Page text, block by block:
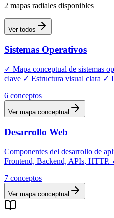
2 mapas radiales disponibles
Ver todos
Sistemas Operativos
✓ Mapa conceptual de sistemas
clave ✓ Estructura visual clara ✓
6 conceptos
Ver mapa conceptual
Desarrollo Web
Componentes del desarrollo de
Frontend, Backend, APIs, HTTP.
7 conceptos
Ver mapa conceptual